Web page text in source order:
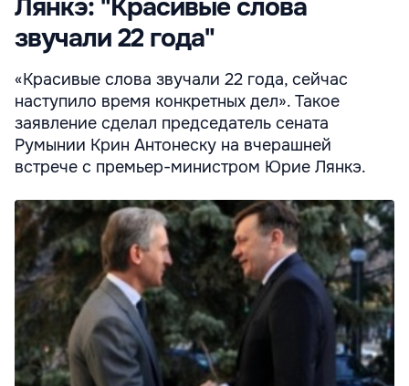
Лянкэ: "Красивые слова
звучали 22 года"
«Красивые слова звучали 22 года, сейчас
наступило время конкретных дел». Такое
заявление сделал председатель сената
Румынии Крин Антонеску на вчерашней
встрече с премьер-министром Юрие Лянкэ.